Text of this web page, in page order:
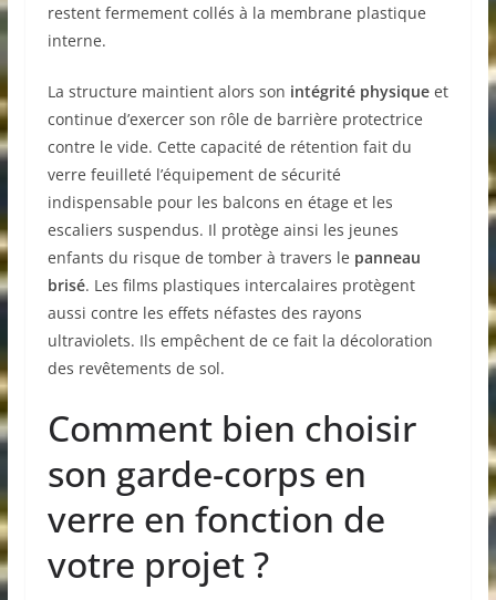
restent fermement collés à la membrane plastique
interne.
La structure maintient alors son intégrité physiqueet
continue d’exercer son rôle de barrière protectrice
contre le vide. Cette capacité de rétention fait du
verre feuilleté l’équipement de sécurité
indispensable pour les balcons en étage et les
escaliers suspendus. Il protège ainsi les jeunes
enfants du risque de tomber à travers le panneau
brisé. Les films plastiques intercalaires protègent
aussi contre les effets néfastes des rayons
ultraviolets. Ils empêchent de ce fait la décoloration
des revêtements de sol.
Comment bien choisir
son garde-corps en
verre en fonction de
votre projet ?